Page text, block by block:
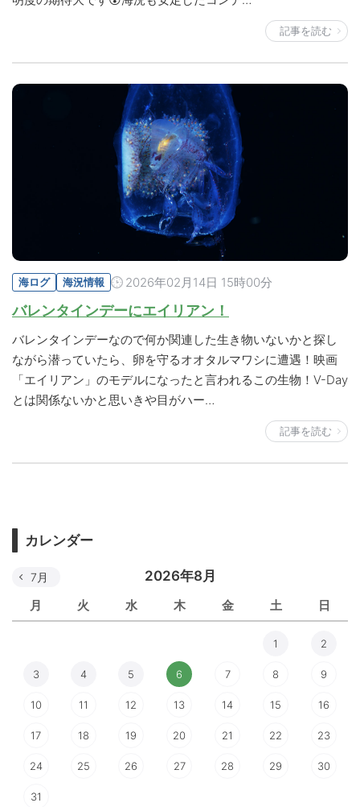
記事を読む
海ログ 海況情報 2026年02月14日 15時00分
バレンタインデーにエイリアン！
バレンタインデーなので何か関連した生き物いないかと探し
ながら潜っていたら、卵を守るオオタルマワシに遭遇！映画
「エイリアン」のモデルになったと言われるこの生物！V-Day
とは関係ないかと思いきや目がハー…
記事を読む
カレンダー
2026年8月
月 火 水 木 金 土 日
7月
1 2
3 4 5 6 7 8 9
10 11 12 13 14 15 16
17 18 19 20 21 22 23
24 25 26 27 28 29 30
31